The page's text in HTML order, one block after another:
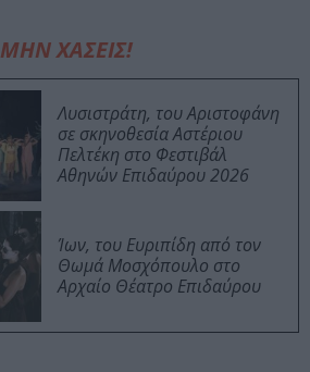
ΜΗΝ ΧΑΣΕΙΣ!
Λυσιστράτη, του Αριστοφάνη
σε σκηνοθεσία Αστέριου
Πελτέκη στο Φεστιβάλ
Αθηνών Επιδαύρου 2026
Ίων, του Ευριπίδη από τον
Θωμά Μοσχόπουλο στο
Αρχαίο Θέατρο Επιδαύρου